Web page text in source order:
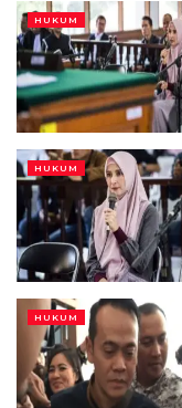
HUKUM
HUKUM
HUKUM